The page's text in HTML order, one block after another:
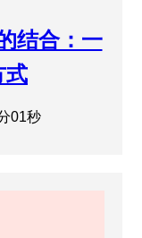
结合：一
式
01秒